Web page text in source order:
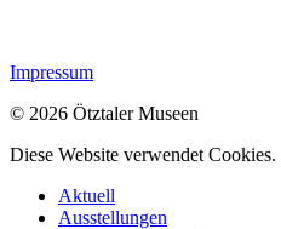
Impressum
© 2026 Ötztaler Museen
Diese Website verwendet Cookies.
Aktuell
Ausstellungen